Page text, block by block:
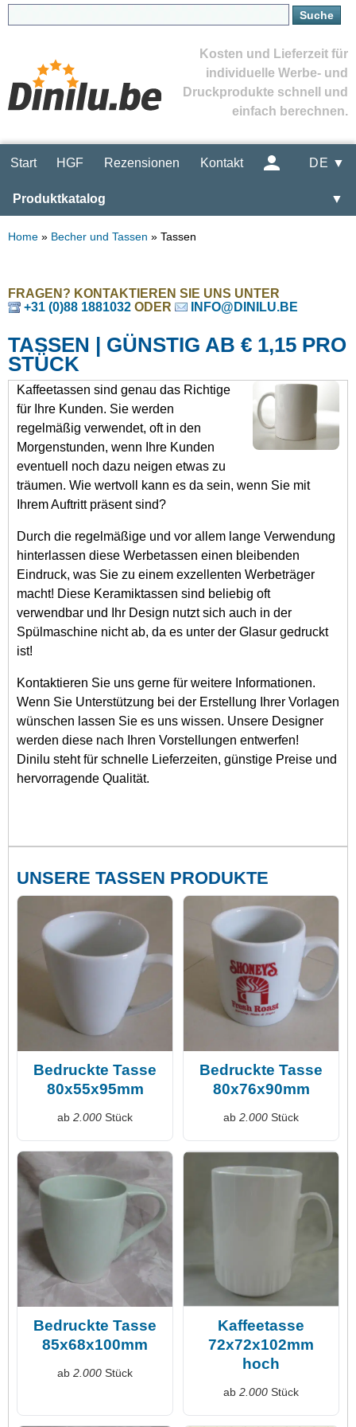
Kosten und Lieferzeit für
individuelle Werbe- und
Druckprodukte schnell und
einfach berechnen.
Start HGF Rezensionen Kontakt DE ▼
Produktkatalog ▼
Home » Becher und Tassen » Tassen
FRAGEN? KONTAKTIEREN SIE UNS UNTER
+31 (0)88 1881032 ODER INFO@DINILU.BE
TASSEN | GÜNSTIG AB € 1,15 PRO
STÜCK
Kaffeetassen sind genau das Richtige
für Ihre Kunden. Sie werden
regelmäßig verwendet, oft in den
Morgenstunden, wenn Ihre Kunden
eventuell noch dazu neigen etwas zu
träumen. Wie wertvoll kann es da sein, wenn Sie mit
Ihrem Auftritt präsent sind?
Durch die regelmäßige und vor allem lange Verwendung
hinterlassen diese Werbetassen einen bleibenden
Eindruck, was Sie zu einem exzellenten Werbeträger
macht! Diese Keramiktassen sind beliebig oft
verwendbar und Ihr Design nutzt sich auch in der
Spülmaschine nicht ab, da es unter der Glasur gedruckt
ist!
Kontaktieren Sie uns gerne für weitere Informationen.
Wenn Sie Unterstützung bei der Erstellung Ihrer Vorlagen
wünschen lassen Sie es uns wissen. Unsere Designer
werden diese nach Ihren Vorstellungen entwerfen!
Dinilu steht für schnelle Lieferzeiten, günstige Preise und
hervorragende Qualität.
UNSERE TASSEN PRODUKTE
Bedruckte Tasse
80x55x95mm
ab 2.000 Stück
Bedruckte Tasse
80x76x90mm
ab 2.000 Stück
Bedruckte Tasse
85x68x100mm
ab 2.000 Stück
Kaffeetasse
72x72x102mm
hoch
ab 2.000 Stück